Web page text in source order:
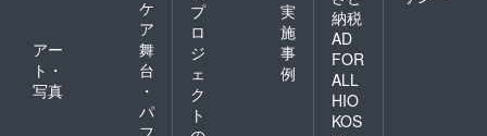
ケ
ア
アー
ト・
写真
舞
台
・
パ
フ
プ
ロ
ジ
ェ
ク
ト
実
施
事
例
納税
AD
FOR
ALL
HIO
KOS